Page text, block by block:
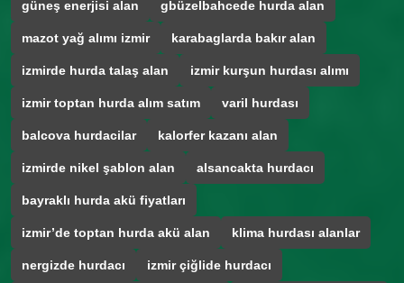
güneş enerjisi alan gbüzelbahcede hurda alan
mazot yağ alımı izmir karabaglarda bakır alan
izmirde hurda talaş alan izmir kurşun hurdası alımı
izmir toptan hurda alım satım varil hurdası
balcova hurdacilar kalorfer kazanı alan
izmirde nikel şablon alan alsancakta hurdacı
bayraklı hurda akü fiyatları
izmir’de toptan hurda akü alan klima hurdası alanlar
nergizde hurdacı izmir çiğlide hurdacı